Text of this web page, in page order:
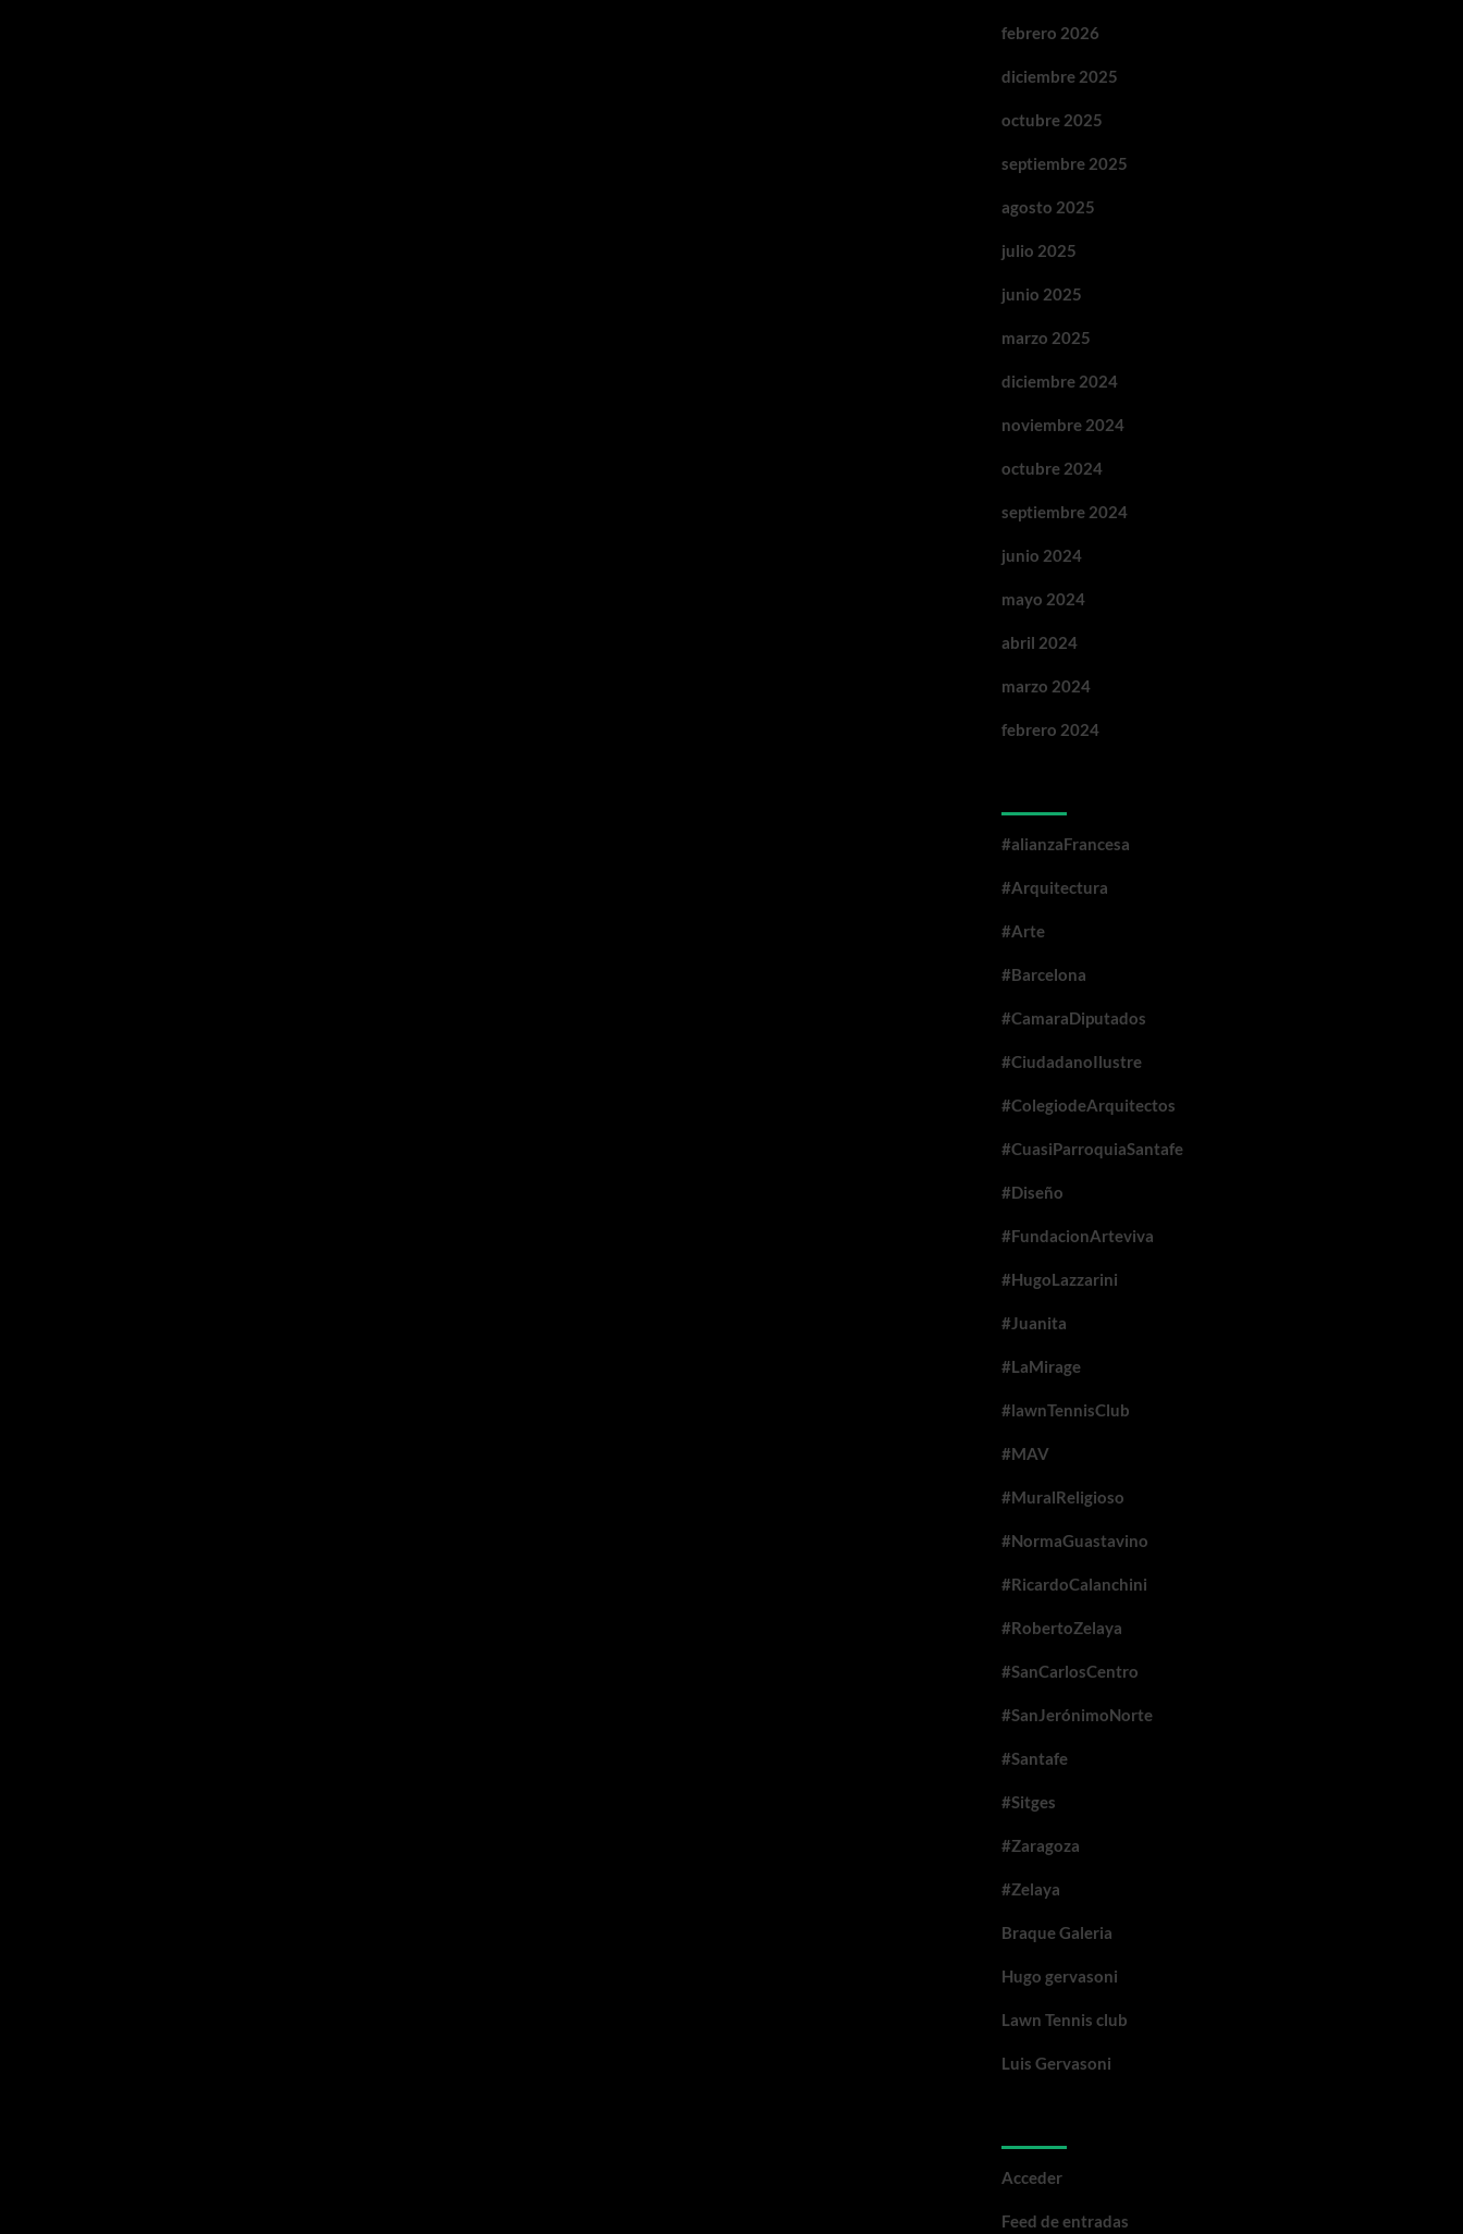
febrero 2026
diciembre 2025
octubre 2025
septiembre 2025
agosto 2025
julio 2025
junio 2025
marzo 2025
diciembre 2024
noviembre 2024
octubre 2024
septiembre 2024
junio 2024
mayo 2024
abril 2024
marzo 2024
febrero 2024
#alianzaFrancesa
#Arquitectura
#Arte
#Barcelona
#CamaraDiputados
#CiudadanoIlustre
#ColegiodeArquitectos
#CuasiParroquiaSantafe
#Diseño
#FundacionArteviva
#HugoLazzarini
#Juanita
#LaMirage
#lawnTennisClub
#MAV
#MuralReligioso
#NormaGuastavino
#RicardoCalanchini
#RobertoZelaya
#SanCarlosCentro
#SanJerónimoNorte
#Santafe
#Sitges
#Zaragoza
#Zelaya
Braque Galeria
Hugo gervasoni
Lawn Tennis club
Luis Gervasoni
Acceder
Feed de entradas